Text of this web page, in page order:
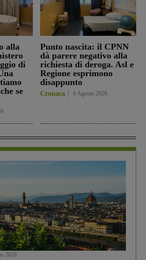
alla
di
se
Punto nascita: il CPNN
dà parere negativo alla
richiesta di deroga. Asl e
Regione esprimono
disappunto
Cronaca 6 Agosto 2026
2026